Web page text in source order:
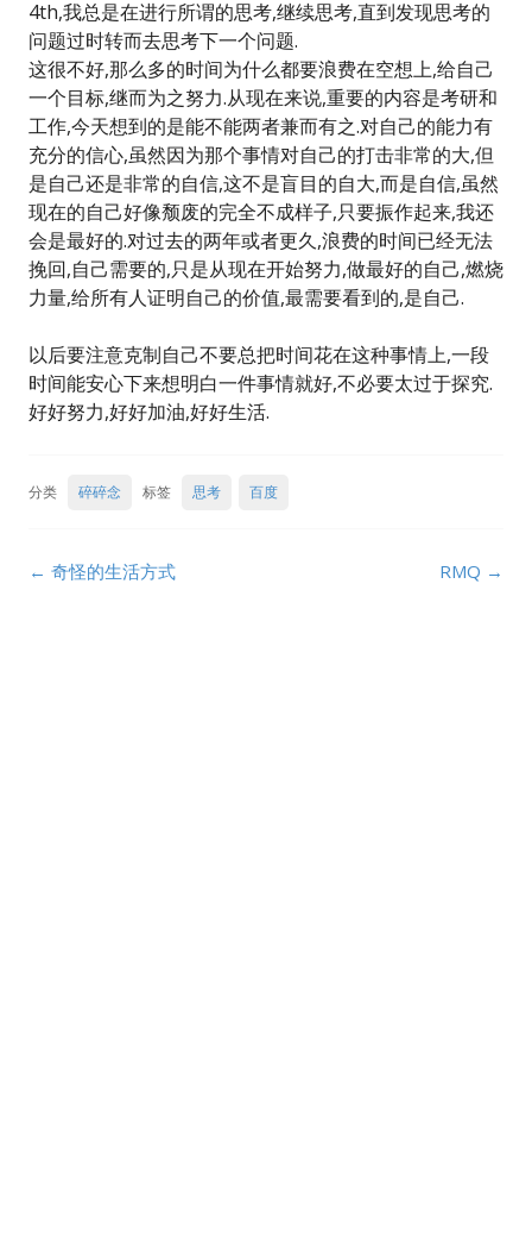
4th,我总是在进行所谓的思考,继续思考,直到发现思考的
问题过时转而去思考下一个问题.
这很不好,那么多的时间为什么都要浪费在空想上,给自己
一个目标,继而为之努力.从现在来说,重要的内容是考研和
工作,今天想到的是能不能两者兼而有之.对自己的能力有
充分的信心,虽然因为那个事情对自己的打击非常的大,但
是自己还是非常的自信,这不是盲目的自大,而是自信,虽然
现在的自己好像颓废的完全不成样子,只要振作起来,我还
会是最好的.对过去的两年或者更久,浪费的时间已经无法
挽回,自己需要的,只是从现在开始努力,做最好的自己,燃烧
力量,给所有人证明自己的价值,最需要看到的,是自己.
以后要注意克制自己不要总把时间花在这种事情上,一段
时间能安心下来想明白一件事情就好,不必要太过于探究.
好好努力,好好加油,好好生活.
分类 碎碎念 标签 思考 百度
Post
← 奇怪的生活方式 RMQ →